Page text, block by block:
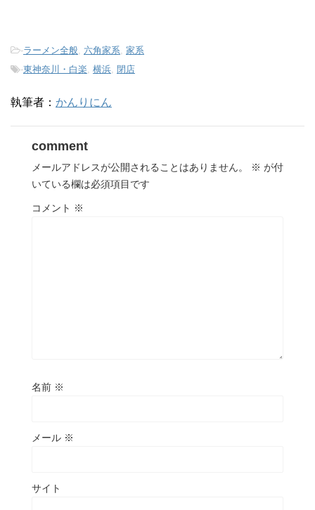
-ラーメン全般 六角家系 家系
-東神奈川・白楽 横浜 閉店
執筆者： かんりにん
comment
メールアドレスが公開されることはありません。 ※ が付
いている欄は必須項目です
コメント ※
名前 ※
メール ※
サイト